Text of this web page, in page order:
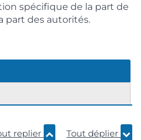
spécifique de la part de
part des autorités.
replier Tout déplier